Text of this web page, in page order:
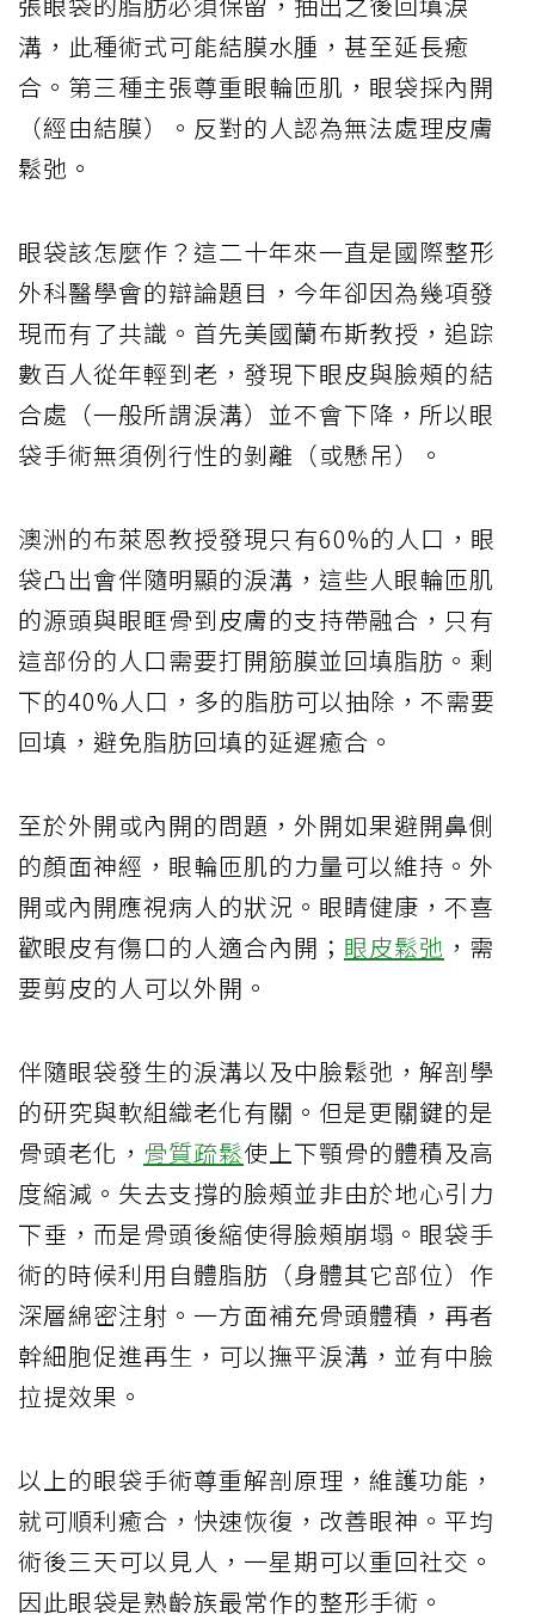
溝，此種術式可能結膜水腫，甚至延長癒
合。第三種主張尊重眼輪匝肌，眼袋採內開
（經由結膜）。反對的人認為無法處理皮膚
鬆弛。
眼袋該怎麼作？這二十年來一直是國際整形
外科醫學會的辯論題目，今年卻因為幾項發
現而有了共識。首先美國蘭布斯教授，追踪
數百人從年輕到老，發現下眼皮與臉頰的結
合處（一般所謂淚溝）並不會下降，所以眼
袋手術無須例行性的剝離（或懸吊）。
澳洲的布萊恩教授發現只有60%的人口，眼
袋凸出會伴隨明顯的淚溝，這些人眼輪匝肌
的源頭與眼眶骨到皮膚的支持帶融合，只有
這部份的人口需要打開筋膜並回填脂肪。剩
下的40%人口，多的脂肪可以抽除，不需要
回填，避免脂肪回填的延遲癒合。
至於外開或內開的問題，外開如果避開鼻側
的顏面神經，眼輪匝肌的力量可以維持。外
開或內開應視病人的狀況。眼睛健康，不喜
歡眼皮有傷口的人適合內開； 眼皮鬆弛 ，需
要剪皮的人可以外開。
伴隨眼袋發生的淚溝以及中臉鬆弛，解剖學
的研究與軟組織老化有關。但是更關鍵的是
骨頭老化， 骨質疏鬆使上下顎骨的體積及高
度縮減。失去支撐的臉頰並非由於地心引力
下垂，而是骨頭後縮使得臉頰崩塌。眼袋手
術的時候利用自體脂肪（身體其它部位）作
深層綿密注射。一方面補充骨頭體積，再者
幹細胞促進再生，可以撫平淚溝，並有中臉
拉提效果。
以上的眼袋手術尊重解剖原理，維護功能，
就可順利癒合，快速恢復，改善眼神。平均
術後三天可以見人，一星期可以重回社交。
因此眼袋是熟齡族最常作的整形手術。